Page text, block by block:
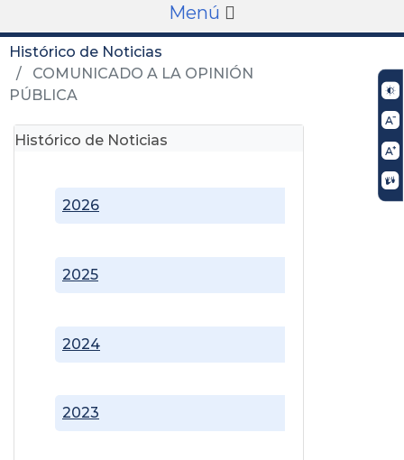
Menú
Histórico de Noticias
COMUNICADO A LA OPINIÓN
PÚBLICA
Histórico de Noticias
2023
2024
2025
2026